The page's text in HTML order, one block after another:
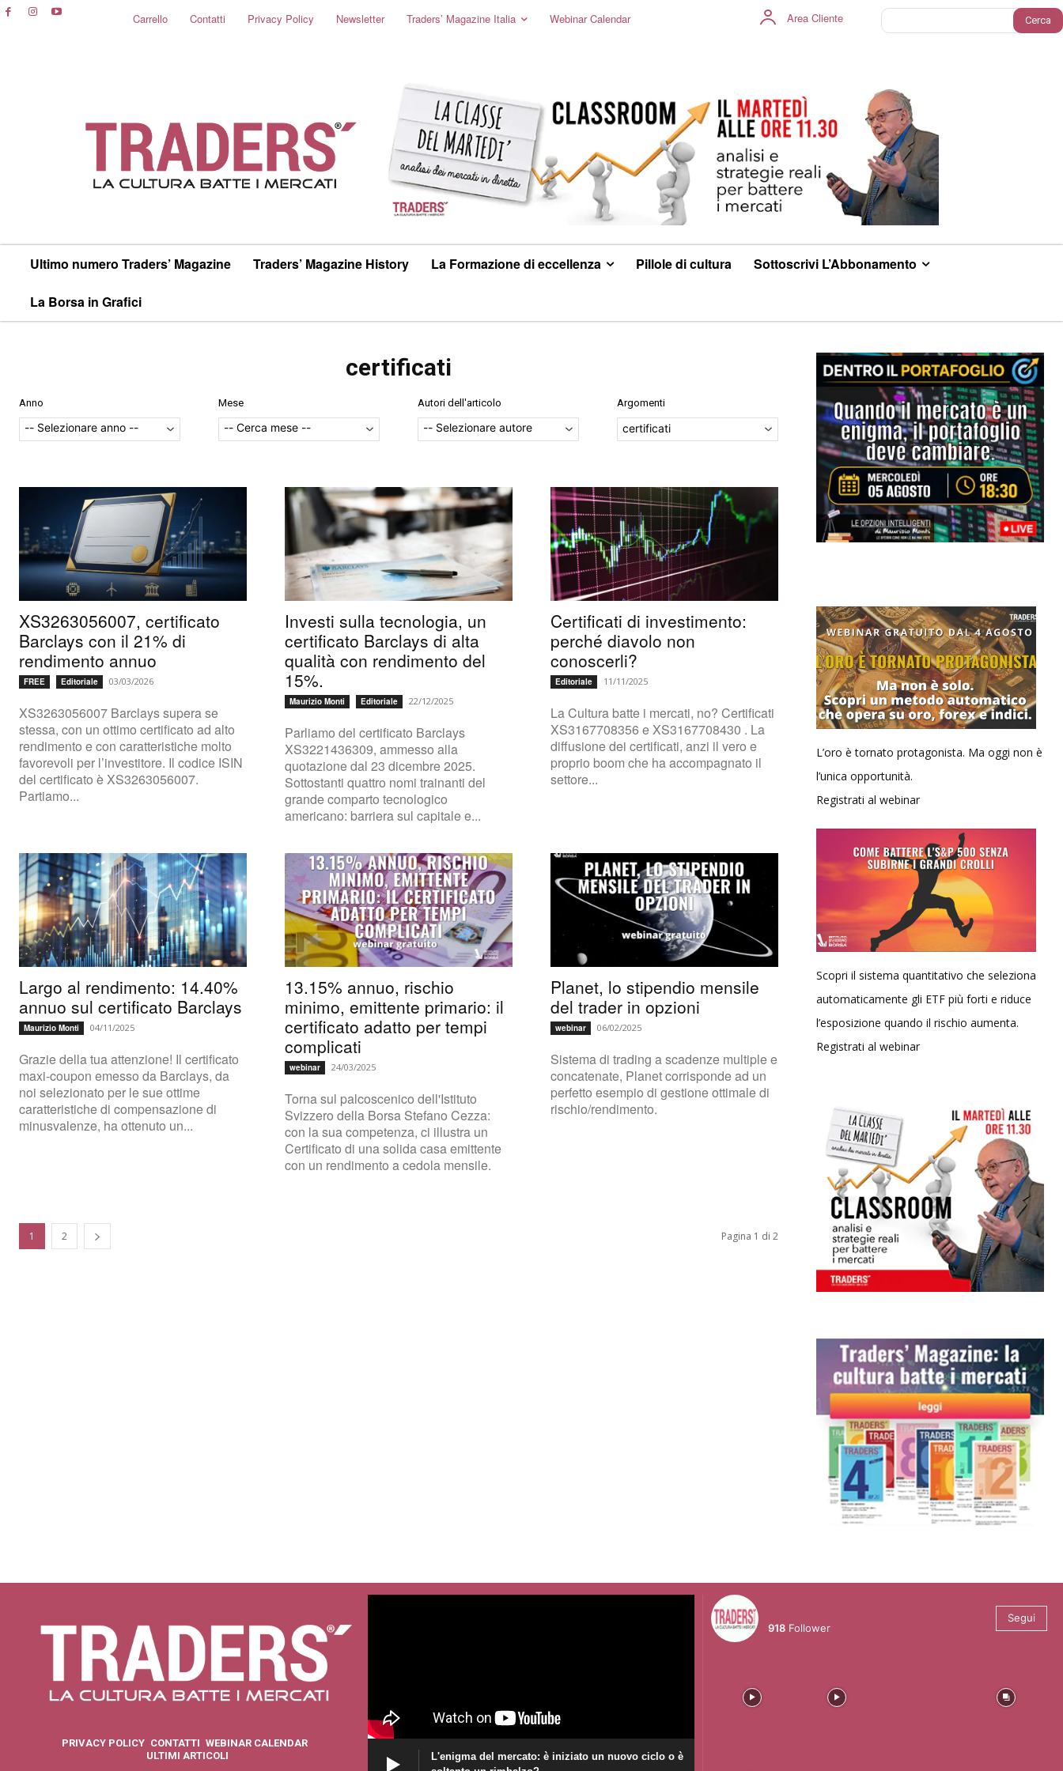
Carrello Contatti Privacy Policy Newsletter Traders’ Magazine Italia Webinar Calendar Area Cliente Cerca
Ultimo numero Traders’ Magazine Traders’ Magazine History La Formazione di eccellenza Pillole di cultura Sottoscrivi L’Abbonamento
La Borsa in Grafici
certificati
Anno Mese Autori dell'articolo Argomenti
certificati
XS3263056007, certificato
Barclays con il 21% di
rendimento annuo
FREE Editoriale 03/03/2026
XS3263056007 Barclays supera se
stessa, con un ottimo certificato ad alto
rendimento e con caratteristiche molto
favorevoli per l’investitore. Il codice ISIN
del certificato è XS3263056007.
Partiamo...
Investi sulla tecnologia, un
certificato Barclays di alta
qualità con rendimento del
15%.
Maurizio Monti Editoriale 22/12/2025
Parliamo del certificato Barclays
XS3221436309, ammesso alla
quotazione dal 23 dicembre 2025.
Sottostanti quattro nomi trainanti del
grande comparto tecnologico
americano: barriera sul capitale e...
Certificati di investimento:
perché diavolo non
conoscerli?
Editoriale 11/11/2025
La Cultura batte i mercati, no? Certificati
XS3167708356 e XS3167708430 . La
diffusione dei certificati, anzi il vero e
proprio boom che ha accompagnato il
settore...
Largo al rendimento: 14.40%
annuo sul certificato Barclays
Maurizio Monti 04/11/2025
Grazie della tua attenzione! Il certificato
maxi-coupon emesso da Barclays, da
noi selezionato per le sue ottime
caratteristiche di compensazione di
minusvalenze, ha ottenuto un...
13.15% annuo, rischio
minimo, emittente primario: il
certificato adatto per tempi
complicati
webinar 24/03/2025
Torna sul palcoscenico dell'Istituto
Svizzero della Borsa Stefano Cezza:
con la sua competenza, ci illustra un
Certificato di una solida casa emittente
con un rendimento a cedola mensile.
Planet, lo stipendio mensile
del trader in opzioni
webinar 06/02/2025
Sistema di trading a scadenze multiple e
concatenate, Planet corrisponde ad un
perfetto esempio di gestione ottimale di
rischio/rendimento.
1 2 Pagina 1 di 2
L’oro è tornato protagonista. Ma oggi non è
l’unica opportunità.
Registrati al webinar
Scopri il sistema quantitativo che seleziona
automaticamente gli ETF più forti e riduce
l’esposizione quando il rischio aumenta.
Registrati al webinar
PRIVACY POLICY CONTATTI WEBINAR CALENDAR
ULTIMI ARTICOLI
L'enigma del mercato: è iniziato un nuovo ciclo o è
918 Follower
Segui